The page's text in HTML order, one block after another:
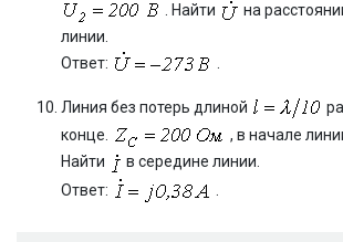
. Найти
на
линии.
Ответ:
Линия без потерь длиной
конце.
, в начале
Найти
в середине линии.
Ответ: